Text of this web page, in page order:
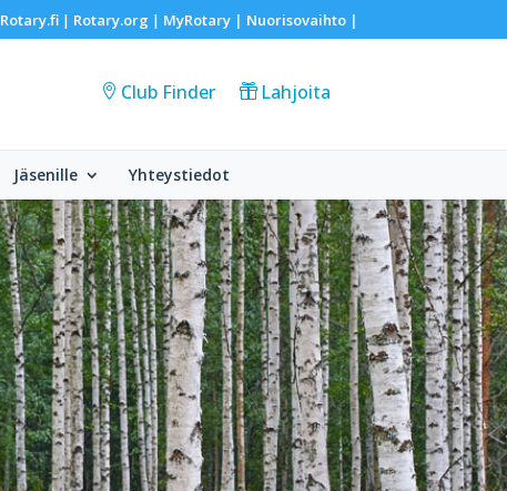
Rotary.fi| Rotary.org | MyRotary | Nuorisovaihto|
Club Finder Lahjoita
Jäsenille Yhteystiedot